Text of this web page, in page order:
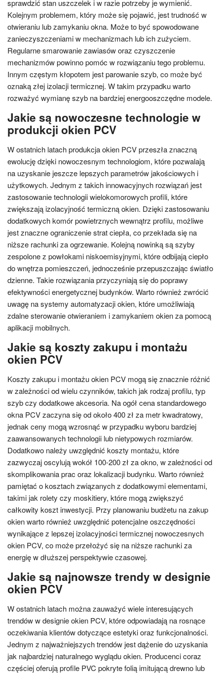
sprawdzić stan uszczelek i w razie potrzeby je wymienić.
Kolejnym problemem, który może się pojawić, jest trudność w
otwieraniu lub zamykaniu okna. Może to być spowodowane
zanieczyszczeniami w mechanizmach lub ich zużyciem.
Regularne smarowanie zawiasów oraz czyszczenie
mechanizmów powinno pomóc w rozwiązaniu tego problemu.
Innym częstym kłopotem jest parowanie szyb, co może być
oznaką złej izolacji termicznej. W takim przypadku warto
rozważyć wymianę szyb na bardziej energooszczędne modele.
Jakie są nowoczesne technologie w
produkcji okien PCV
W ostatnich latach produkcja okien PCV przeszła znaczną
ewolucję dzięki nowoczesnym technologiom, które pozwalają
na uzyskanie jeszcze lepszych parametrów jakościowych i
użytkowych. Jednym z takich innowacyjnych rozwiązań jest
zastosowanie technologii wielokomorowych profili, które
zwiększają izolacyjność termiczną okien. Dzięki zastosowaniu
dodatkowych komór powietrznych wewnątrz profilu, możliwe
jest znaczne ograniczenie strat ciepła, co przekłada się na
niższe rachunki za ogrzewanie. Kolejną nowinką są szyby
zespolone z powłokami niskoemisyjnymi, które odbijają ciepło
do wnętrza pomieszczeń, jednocześnie przepuszczając światło
dzienne. Takie rozwiązania przyczyniają się do poprawy
efektywności energetycznej budynków. Warto również zwrócić
uwagę na systemy automatyzacji okien, które umożliwiają
zdalne sterowanie otwieraniem i zamykaniem okien za pomocą
aplikacji mobilnych.
Jakie są koszty zakupu i montażu
okien PCV
Koszty zakupu i montażu okien PCV mogą się znacznie różnić
w zależności od wielu czynników, takich jak rodzaj profilu, typ
szyb czy dodatkowe akcesoria. Na ogół cena standardowego
okna PCV zaczyna się od około 400 zł za metr kwadratowy,
jednak ceny mogą wzrosnąć w przypadku wyboru bardziej
zaawansowanych technologii lub nietypowych rozmiarów.
Dodatkowo należy uwzględnić koszty montażu, które
zazwyczaj oscylują wokół 100-200 zł za okno, w zależności od
skomplikowania prac oraz lokalizacji budynku. Warto również
pamiętać o kosztach związanych z dodatkowymi elementami,
takimi jak rolety czy moskitiery, które mogą zwiększyć
całkowity koszt inwestycji. Przy planowaniu budżetu na zakup
okien warto również uwzględnić potencjalne oszczędności
wynikające z lepszej izolacyjności termicznej nowoczesnych
okien PCV, co może przełożyć się na niższe rachunki za
energię w dłuższej perspektywie czasowej.
Jakie są najnowsze trendy w designie
okien PCV
W ostatnich latach można zauważyć wiele interesujących
trendów w designie okien PCV, które odpowiadają na rosnące
oczekiwania klientów dotyczące estetyki oraz funkcjonalności.
Jednym z najważniejszych trendów jest dążenie do uzyskania
jak najbardziej naturalnego wyglądu okien. Producenci coraz
częściej oferują profile PVC pokryte folią imitującą drewno lub